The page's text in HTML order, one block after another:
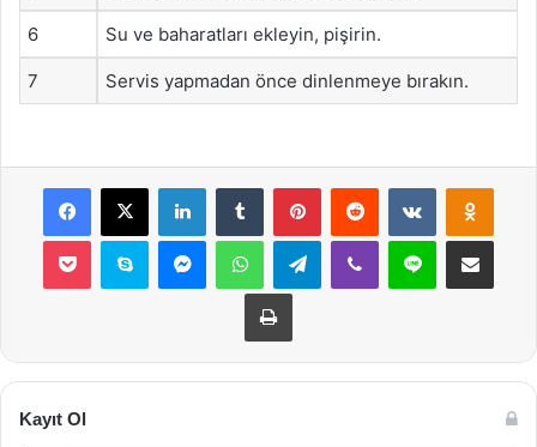
6 Su ve baharatları ekleyin, pişirin.
7 Servis yapmadan önce dinlenmeye bırakın.
Facebook
X LinkedInTumblr PinterestReddit VKontakte
Pocket Skype MessengerWhatsAppTelegramViber Line E-Posta ile
Yazdır
Kayıt Ol